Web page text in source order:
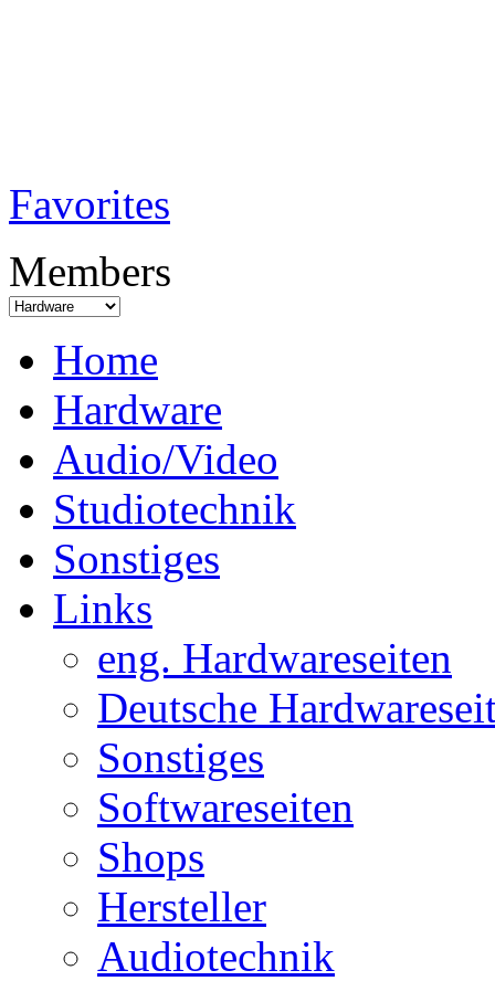
Favorites
Members
Home
Hardware
Audio/Video
Studiotechnik
Sonstiges
Links
eng. Hardwareseiten
Deutsche
Sonstiges
Softwareseiten
Shops
Hersteller
Audiotechnik